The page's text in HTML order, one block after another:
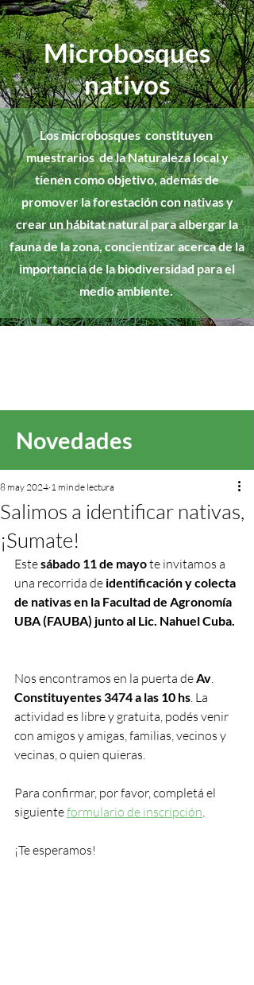
Microbosques
nativos
Los microbosques constituyen
muestrarios de la Naturaleza local y
tienen como objetivo, además de
promover la forestación con nativas y
crear un hábitat natural para albergar la
fauna de la zona, concientizar acerca de la
importancia de la biodiversidad para el
medio ambiente.
Novedades
Salimos a identificar nativas,
¡Sumate!
8 may 2024 1 min de lectura
Este sábado 11 de mayo te invitamos a
una recorrida de identificación y colecta
de nativas en la Facultad de Agronomía
UBA (FAUBA) junto al Lic. Nahuel Cuba.
Nos encontramos en la puerta de Av.
Constituyentes 3474 a las 10 hs. La
actividad es libre y gratuita, podés venir
con amigos y amigas, familias, vecinos y
vecinas, o quien quieras.
Para confirmar, por favor, completá el
siguiente formulario de inscripción.
¡Te esperamos!